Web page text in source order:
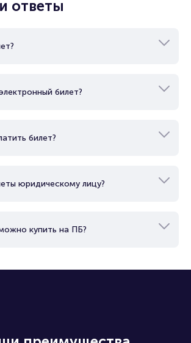
ответы
билет?
билет?
юридическому лицу?
купить на ПБ?